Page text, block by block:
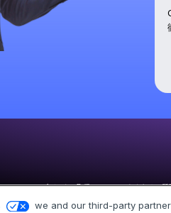
フォマティブデータの取扱いについてよくあるご質
we and our third-party